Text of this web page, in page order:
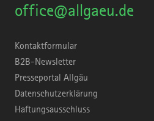
office@allgaeu.de
Kontaktformular
B2B-Newsletter
Presseportal Allgäu
Datenschutzerklärung
Haftungsausschluss